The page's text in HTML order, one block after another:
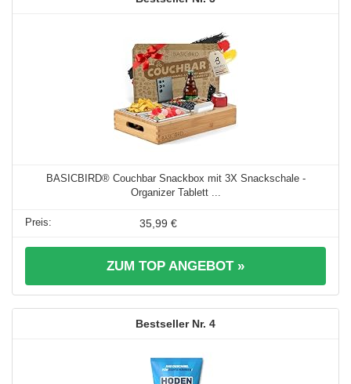
BASICBIRD® Couchbar Snackbox mit 3X Snackschale -
Organizer Tablett ...
35,99 €
ZUM TOP ANGEBOT »
4